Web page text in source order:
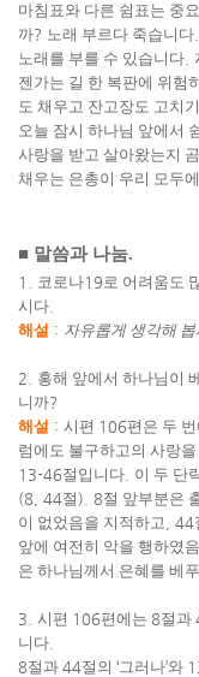
마침표와 다른 쉼표는 중
까? 노래 부르다 죽습니다
노래를 부를 수 있습니다
젠가는 길 한 복판에 위험
도 채우고 잔고장도 고치
오늘 잠시 하나님 앞에서
사랑을 받고 살아왔는지
채우는 은총이 우리 모두
■ 말씀과 나눔.
1. 코로나19로 어려움도
시다
해설 : 자유롭게 생각해
2. 홍해 앞에서 하나님이
니까?
해설 : 시편 106편은 두
럼에도 불구하고의 사랑
13-46절입니다 이 두 단
(8, 44절). 8절 앞부분은
이 없었음을 지적하고 , 44
앞에 여전히 악을 행하였
은 하나님께서 은혜를 베
3. 시편 106편에는 8절과
니다
8절과 44절의 ‘그러나’와